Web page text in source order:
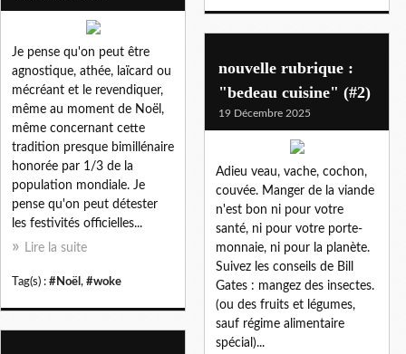
Je pense qu'on peut être
agnostique, athée, laïcard ou
mécréant et le revendiquer,
même au moment de Noël,
même concernant cette
tradition presque bimillénaire
honorée par 1/3 de la
population mondiale. Je
pense qu'on peut détester
les festivités officielles...
Lire la suite
Tag(s) : #Noël , #woke
nouvelle rubrique :
"bedeau cuisine" (#2)
19 Décembre 2025
Adieu veau, vache, cochon,
couvée. Manger de la viande
n'est bon ni pour votre
santé, ni pour votre porte-
monnaie, ni pour la planète.
Suivez les conseils de Bill
Gates : mangez des insectes.
(ou des fruits et légumes,
sauf régime alimentaire
spécial)...